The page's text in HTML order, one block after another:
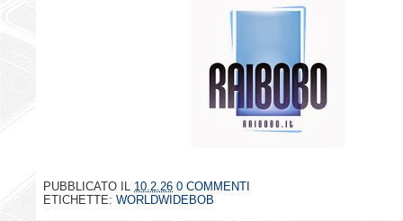
PUBBLICATO IL 10.2.26 0 COMMENTI
ETICHETTE: WORLDWIDEBOB